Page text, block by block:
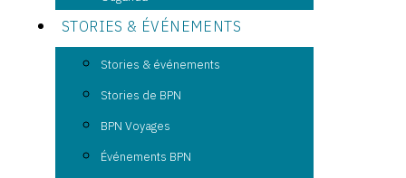
STORIES & ÉVÉNEMENTS
Stories & événements
Stories de BPN
BPN Voyages
Événements BPN